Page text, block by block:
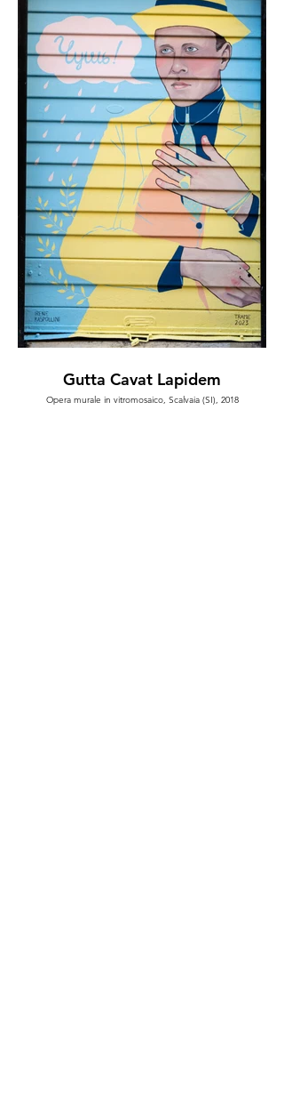
Gutta Cavat Lapidem
Opera murale in vitromosaico, Scalvaia (SI), 2018